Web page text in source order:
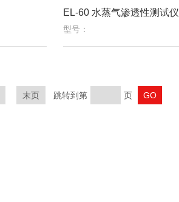
EL-60 水蒸气渗透性测试仪
型号：
末页 跳转到第 页